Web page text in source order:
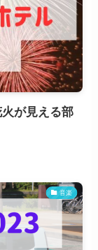
が見える部
音楽